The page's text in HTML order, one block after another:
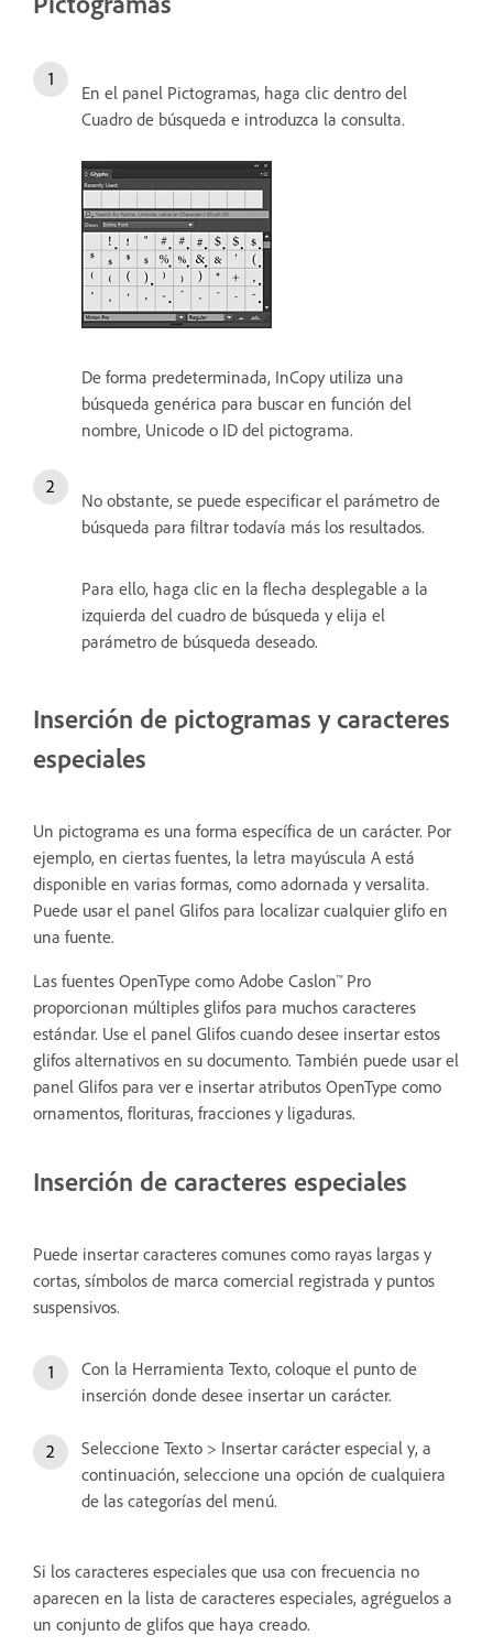
En el panel Pictogramas, haga clic dentro del
Cuadro de búsqueda e introduzca la consulta.
De forma predeterminada, InCopy utiliza una
búsqueda genérica para buscar en función del
nombre, Unicode o ID del pictograma.
No obstante, se puede especificar el parámetro de
búsqueda para filtrar todavía más los resultados.
Para ello, haga clic en la flecha desplegable a la
izquierda del cuadro de búsqueda y elija el
parámetro de búsqueda deseado.
Inserción de pictogramas y caracteres
especiales
Un pictograma es una forma específica de un carácter. Por
ejemplo, en ciertas fuentes, la letra mayúscula A está
disponible en varias formas, como adornada y versalita.
Puede usar el panel Glifos para localizar cualquier glifo en
una fuente.
Las fuentes OpenType como Adobe Caslon™ Pro
proporcionan múltiples glifos para muchos caracteres
estándar. Use el panel Glifos cuando desee insertar estos
glifos alternativos en su documento. También puede usar el
panel Glifos para ver e insertar atributos OpenType como
ornamentos, florituras, fracciones y ligaduras.
Inserción de caracteres especiales
Puede insertar caracteres comunes como rayas largas y
cortas, símbolos de marca comercial registrada y puntos
suspensivos.
Con la Herramienta Texto, coloque el punto de
inserción donde desee insertar un carácter.
Seleccione Texto > Insertar carácter especial y, a
continuación, seleccione una opción de cualquiera
de las categorías del menú.
Si los caracteres especiales que usa con frecuencia no
aparecen en la lista de caracteres especiales, agréguelos a
un conjunto de glifos que haya creado.